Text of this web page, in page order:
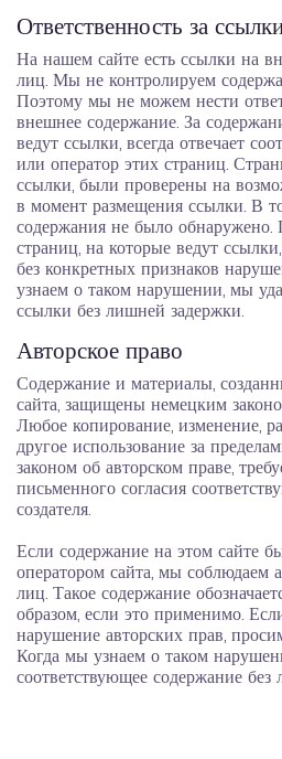
Ответственность за
На нашем сайте есть ссылки на
лиц. Мы не контролируем
Поэтому мы не можем нести
внешнее содержание. За
ведут ссылки, всегда отвечает
или оператор этих страниц.
ссылки, были проверены на
в момент размещения ссылки. В
содержания не было обнаружено.
страниц, на которые ведут
без конкретных признаков
узнаем о таком нарушении, мы
ссылки без лишней задержки.
Авторское право
Содержание и материалы,
сайта, защищены немецким
Любое копирование, изменение,
другое использование за
законом об авторском праве,
письменного согласия
создателя.
Если содержание на этом сайте
оператором сайта, мы соблюдаем
лиц. Такое содержание
образом, если это применимо.
нарушение авторских прав,
Когда мы узнаем о таком
соответствующее содержание